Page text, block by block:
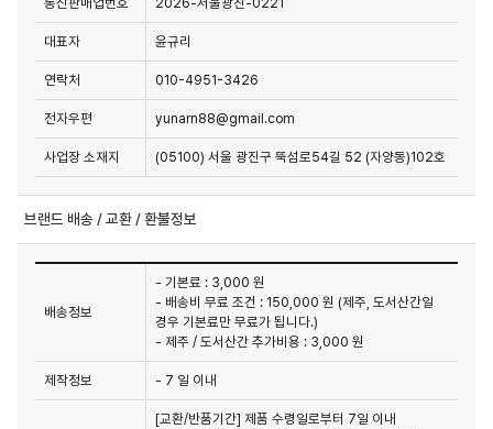
대표자 윤규리
연락처 010-4951-3426
전자우편 yunarn88@gmail.com
사업장 소재지 (05100) 서울 광진구 뚝섬로54길 52 (자양동)102호
브랜드 배송 / 교환 / 환불정보
배송정보
- 기본료 : 3,000 원
- 배송비 무료 조건 : 150,000 원 (제주, 도서산간일
경우 기본료만 무료가 됩니다.)
- 제주 / 도서산간 추가비용 : 3,000 원
제작정보 - 7 일 이내
[교환/반품기간] 제품 수령일로부터 7일 이내